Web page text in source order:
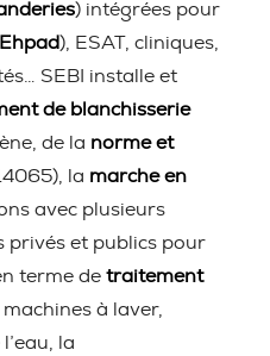
) intégrées pour
Ehpad), ESAT, cliniques,
SEBI installe et
de blanchisserie
de la norme et
la marche en
avec plusieurs
privés et publics pour
terme de traitement
à laver,
la